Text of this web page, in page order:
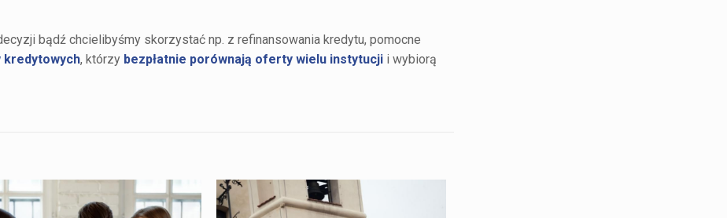
bądź chcielibyśmy skorzystać np. z refinansowania kredytu, pomocne
kredytowych, którzy bezpłatnie porównają oferty wielu instytucji i wybiorą